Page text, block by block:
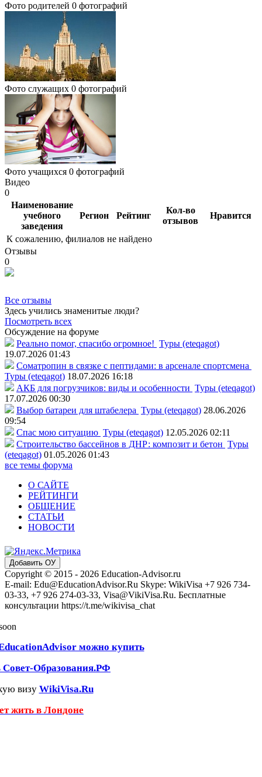
Фото родителей 0 фотографий
Фото служащих 0 фотографий
Фото учащихся 0 фотографий
Видео
0
Наименование
учебного
заведения
Регион Рейтинг
Кол-во
отзывов
Нравится
К сожалению, филиалов не найдено
Отзывы
0
Все отзывы
Здесь учились знаменитые люди?
Посмотреть всех
Обсуждение на форуме
Реально помог, спасибо огромное! Туры (eteqagot)
19.07.2026 01:43
Соматропин в связке с пептидами: в арсенале спортсмена
Туры (eteqagot) 18.07.2026 16:18
АКБ для погрузчиков: виды и особенности Туры (eteqagot)
17.07.2026 00:30
Выбор батареи для штабелера Туры (eteqagot) 28.06.2026
09:54
Спас мою ситуацию Туры (eteqagot) 12.05.2026 02:11
Строительство бассейнов в ДНР: композит и бетон Туры
(eteqagot) 01.05.2026 01:43
все темы форума
О САЙТЕ
РЕЙТИНГИ
ОБЩЕНИЕ
СТАТЬИ
НОВОСТИ
Добавить ОУ
Copyright © 2015 - 2026 Education-Advisor.ru
E-mail: Edu@EducationAdvisor.Ru Skype: WikiVisa +7 926 734-
03-33, +7 926 274-03-33, Visa@VikiVisa.Ru. Бесплатные
консультации https://t.me/wikivisa_chat
можно купить
Совет-Образования.РФ
визу WikiVisa.Ru
жить в Лондоне